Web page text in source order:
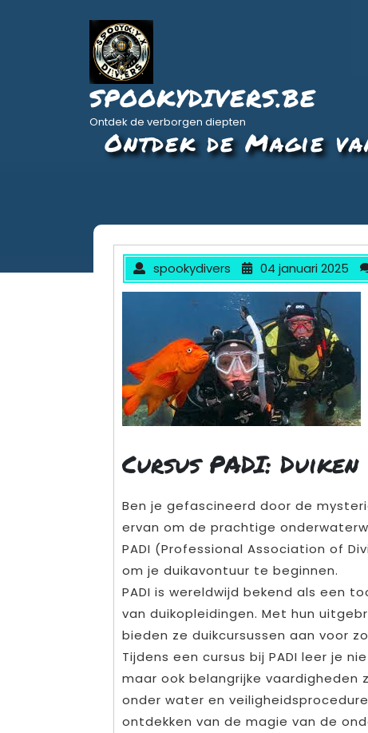
SPOOKYDIVERS.BE
Ontdek de verborgen diepten
Ontdek de Magie
spookydivers 04 januari 2025
Cursus PADI:
Ben je gefascineerd door de
ervan om de prachtige
PADI (Professional Association of
om je duikavontuur te beginnen.
PADI is wereldwijd bekend als een
van duikopleidingen. Met hun
bieden ze duikcursussen aan voor
Tijdens een cursus bij PADI leer je
maar ook belangrijke vaardigheden
onder water en
ontdekken van de magie van de